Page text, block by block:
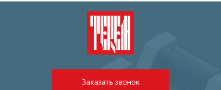
Заказать звонок